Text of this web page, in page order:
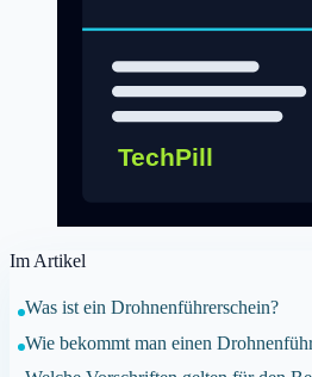
Im Artikel
Was ist ein Drohnenführerschein?
Wie bekommt man einen